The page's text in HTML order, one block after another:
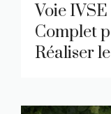
Voie
Complet
Réaliser